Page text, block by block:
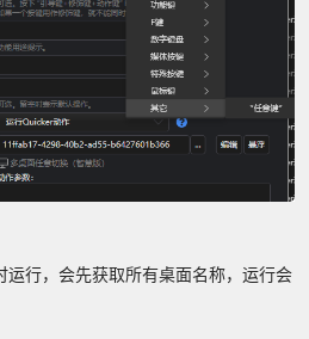
运行，会先获取所有桌面名称，运行会